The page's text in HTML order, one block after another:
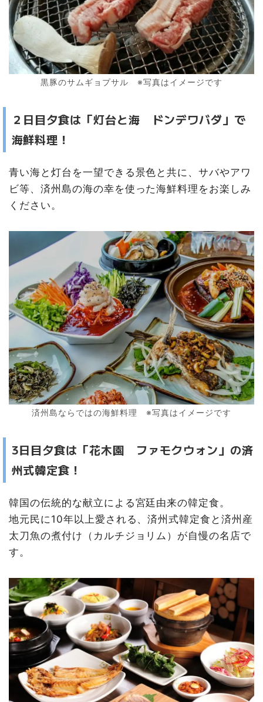
黒豚のサムギョプサル ※写真はイメージです
２日目夕食は「灯台と海 ドンデワバダ」で
海鮮料理！
青い海と灯台を一望できる景色と共に、サバやアワ
ビ等、済州島の海の幸を使った海鮮料理をお楽しみ
ください。
済州島ならではの海鮮料理 ※写真はイメージです
3日目夕食は「花木園 ファモクウォン」の済
州式韓定食！
韓国の伝統的な献立による宮廷由来の韓定食。
地元民に10年以上愛される、済州式韓定食と済州産
太刀魚の煮付け（カルチジョリム）が自慢の名店で
す。